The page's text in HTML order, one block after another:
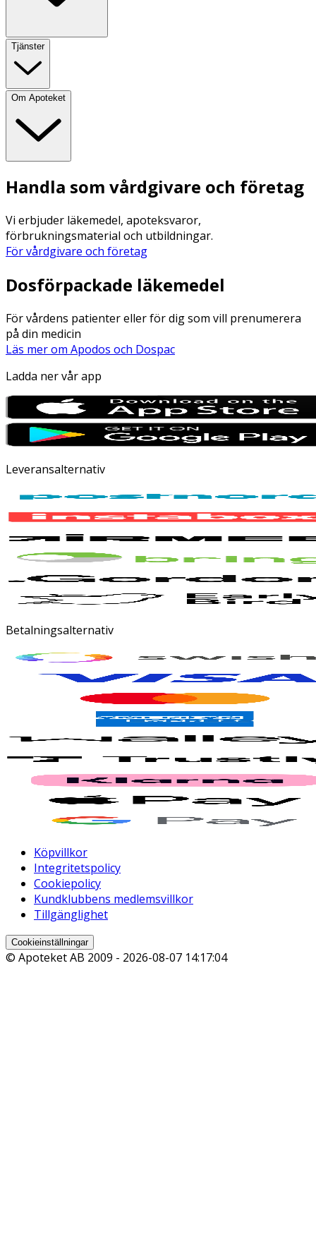
Tjänster
Om Apoteket
Handla som vårdgivare och företag
Vi erbjuder läkemedel, apoteksvaror,
förbrukningsmaterial och utbildningar.
För vårdgivare och företag
Dosförpackade läkemedel
För vårdens patienter eller för dig som vill prenumerera
på din medicin
Läs mer om Apodos och Dospac
Ladda ner vår app
Leveransalternativ
Betalningsalternativ
Köpvillkor
Integritetspolicy
Cookiepolicy
Kundklubbens medlemsvillkor
Tillgänglighet
Cookieinställningar
© Apoteket AB 2009 - 2026-08-07 14:17:04